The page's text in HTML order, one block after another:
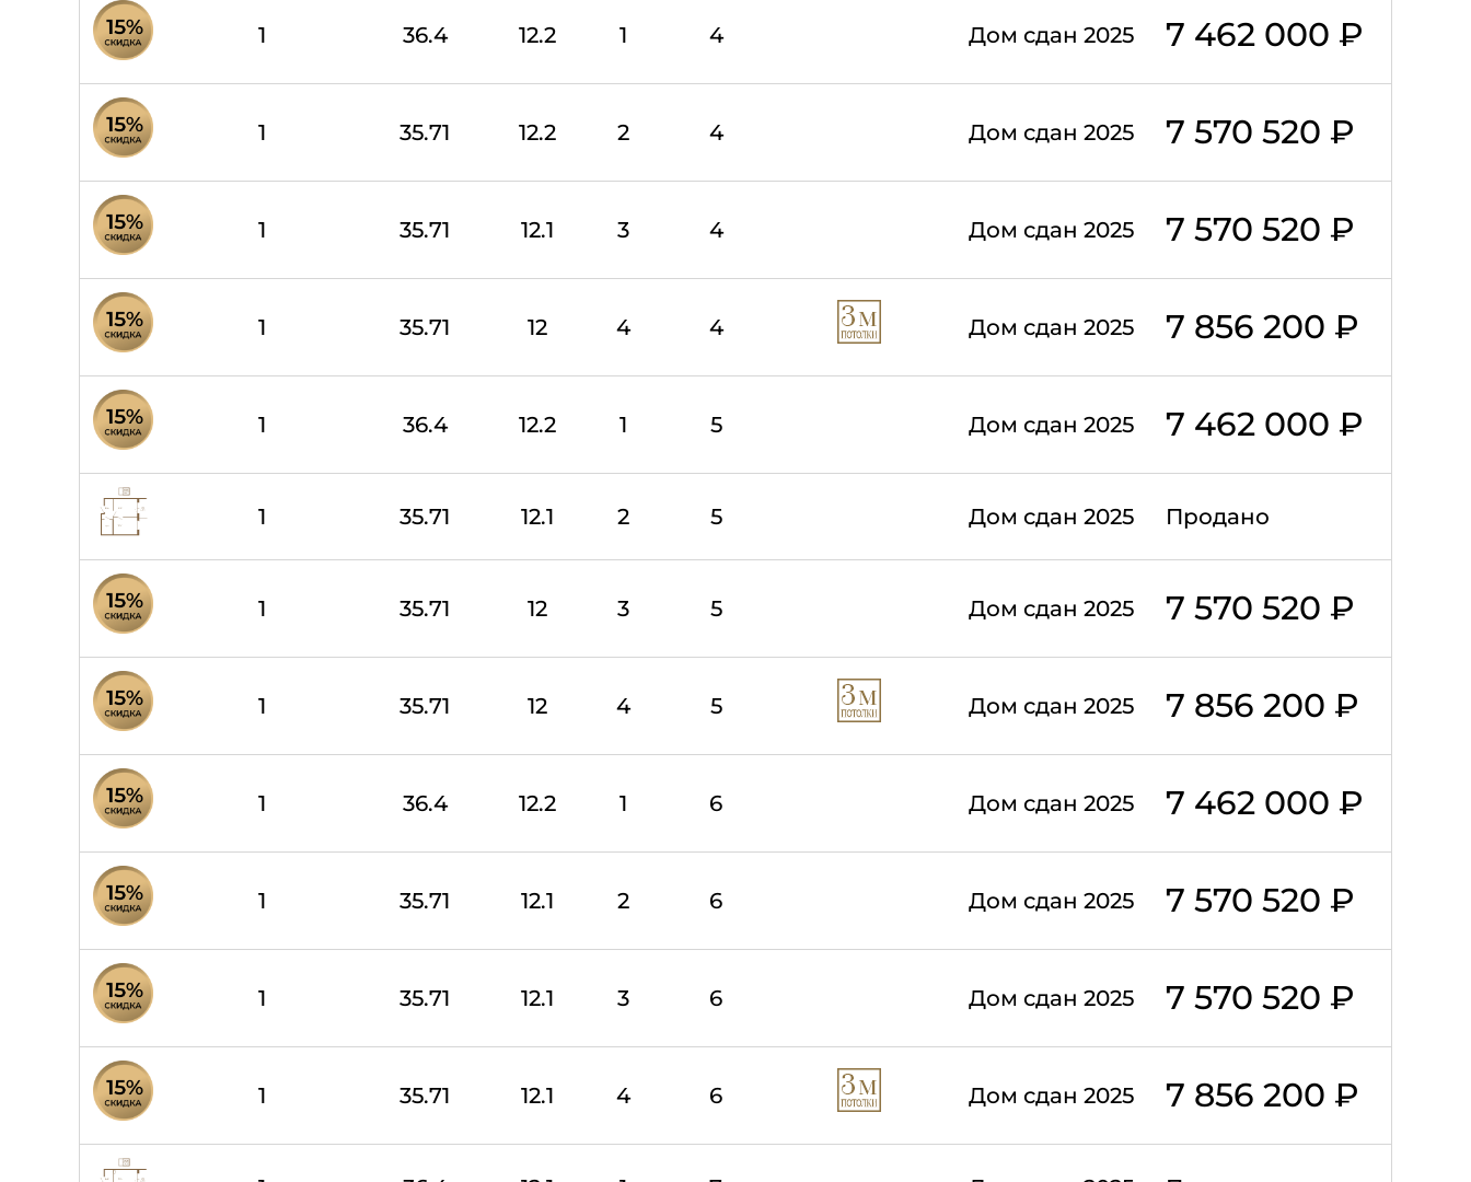
1 36.4 12.2 1 4 Дом сдан 2025 7 462 000 ₽
1 35.71 12.2 2 4 Дом сдан 2025 7 570 520 ₽
1 35.71 12.1 3 4 Дом сдан 2025 7 570 520 ₽
1 35.71 12 4 4 Дом сдан 2025 7 856 200 ₽
1 36.4 12.2 1 5 Дом сдан 2025 7 462 000 ₽
1 35.71 12.1 2 5 Дом сдан 2025 Продано
1 35.71 12 3 5 Дом сдан 2025 7 570 520 ₽
1 35.71 12 4 5 Дом сдан 2025 7 856 200 ₽
1 36.4 12.2 1 6 Дом сдан 2025 7 462 000 ₽
1 35.71 12.1 2 6 Дом сдан 2025 7 570 520 ₽
1 35.71 12.1 3 6 Дом сдан 2025 7 570 520 ₽
1 35.71 12.1 4 6 Дом сдан 2025 7 856 200 ₽